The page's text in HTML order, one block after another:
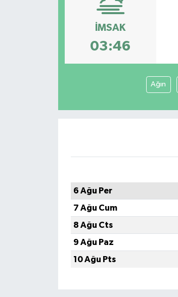
İMSAK
03:46
Ağın
6 Ağu Per
7 Ağu Cum
8 Ağu Cts
9 Ağu Paz
10 Ağu Pts